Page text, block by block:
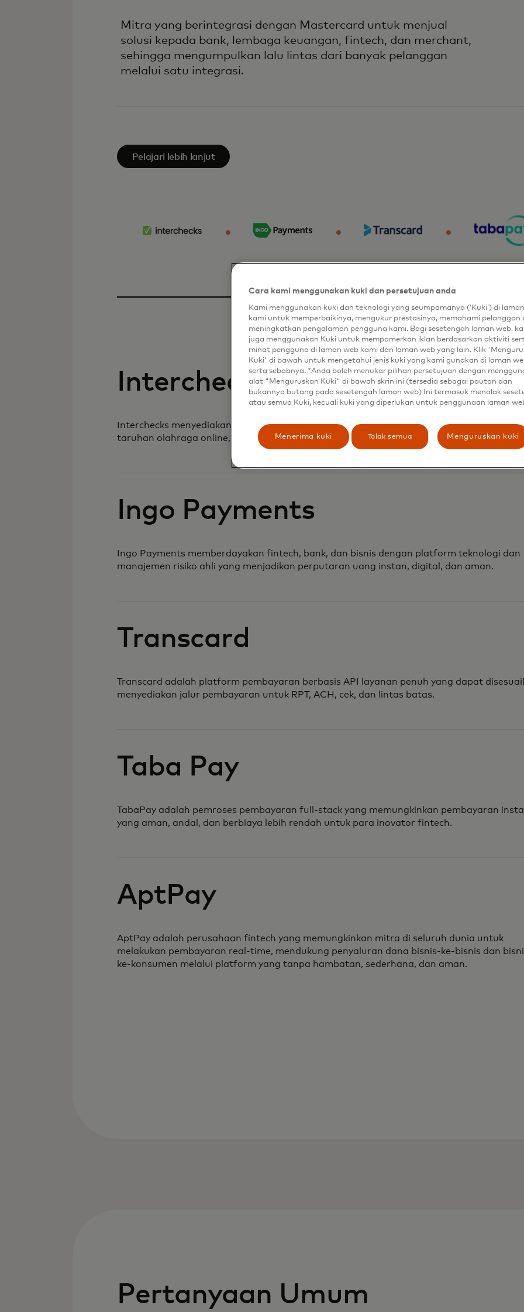
Mitra yang berintegrasi dengan Mastercard untuk menjual
solusi kepada bank, lembaga keuangan, fintech, dan merchant,
sehingga mengumpulkan lalu lintas dari banyak pelanggan
melalui satu integrasi.
Pelajari lebih lanjut
Intercheck
Interchecks menyediakan solusi pemrosesan pembayaran untuk operator terkemuka
taruhan olahraga online, akses upah yang diperoleh, dan fintech.
Ingo Payments
Ingo Payments memberdayakan fintech, bank, dan bisnis dengan platform teknologi dan
manajemen risiko ahli yang menjadikan perputaran uang instan, digital, dan aman.
Transcard
Transcard adalah platform pembayaran berbasis API layanan penuh yang dapat
menyediakan jalur pembayaran untuk RPT, ACH, cek, dan lintas batas.
Taba Pay
TabaPay adalah pemroses pembayaran full-stack yang memungkinkan pembayaran
yang aman, andal, dan berbiaya lebih rendah untuk para inovator fintech.
AptPay
AptPay adalah perusahaan fintech yang memungkinkan mitra di seluruh dunia untuk
melakukan pembayaran real-time, mendukung penyaluran dana bisnis-ke-bisnis dan
ke-konsumen melalui platform yang tanpa hambatan, sederhana, dan aman.
Pertanyaan Umum
Cara kami menggunakan kuki dan persetujuan anda
Kami menggunakan kuki dan teknologi yang seumpamanya (‘Kuki’) di
kami untuk memperbaikinya, mengukur prestasinya, memahami pelanggan
meningkatkan pengalaman pengguna kami. Bagi sesetengah laman web,
juga menggunakan Kuki untuk mempamerkan iklan berdasarkan aktiviti
minat pengguna di laman web kami dan laman web yang lain. Klik
Kuki' di bawah untuk mengetahui jenis kuki yang kami gunakan di laman
serta sebabnya. *Anda boleh menukar pilihan persetujuan dengan
alat "Menguruskan Kuki" di bawah skrin ini (tersedia sebagai pautan dan
bukannya butang pada sesetengah laman web) Ini termasuk menolak
atau semua Kuki, kecuali kuki yang diperlukan untuk penggunaan laman
Menerima kuki Tolak semua Menguruskan kuki